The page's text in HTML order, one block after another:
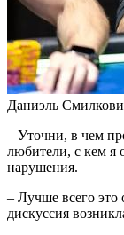
Даниэль
– Уточни, в чем
любители, с кем я
нарушения.
– Лучше всего это
дискуссия